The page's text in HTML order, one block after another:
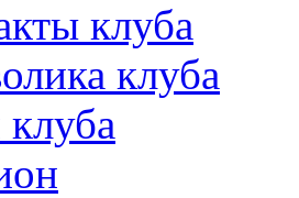
клуба
клуба